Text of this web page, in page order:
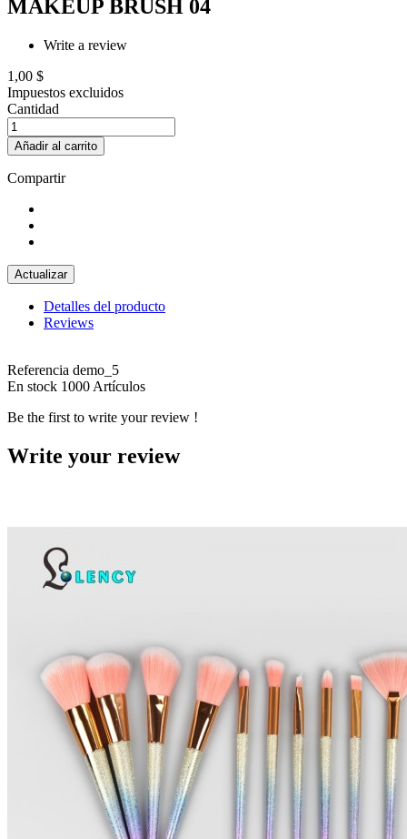
MAKEUP BRUSH 04
Write a review
1,00 $
Impuestos excluidos
Cantidad
Añadir al carrito
Compartir
Detalles del producto
Reviews
Referencia demo_5
En stock 1000 Artículos
Be the first to write your review !
Write your review